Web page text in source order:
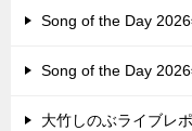
Song of the Day
Song of the Day
大竹しのぶライブレポ